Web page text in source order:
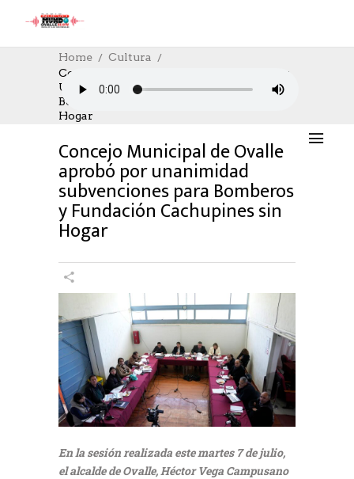
Home
Cultura
Concejo Municipal De Ovalle Aprobó Por
Unanimidad Subvenciones Para
Bomberos Y Fundación Cachupines Sin
Hogar
CULTURA,CULTURE
08/07/2026
AUTHOR: HECTOR
0 COMMENTS
Concejo Municipal de Ovalle
aprobó por unanimidad
subvenciones para Bomberos
y Fundación Cachupines sin
Hogar
En la sesión realizada este martes 7 de julio,
el alcalde de Ovalle, Héctor Vega Campusano